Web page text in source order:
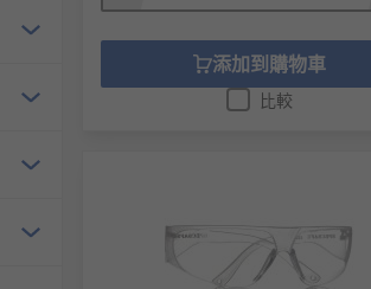
添加到購物車
比較